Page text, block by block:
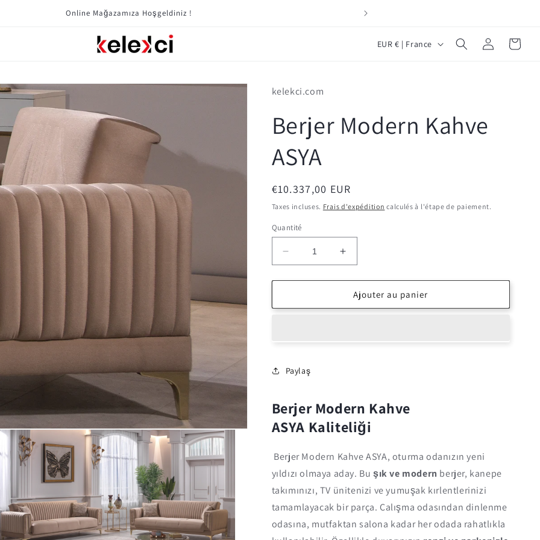
Mobilya Kampanyaları Için Tıklayın !
r
o
EUR € | France Connexion Panier
kelekci.com
Berjer Modern Kahve
ASYA
Prix
habituel
€10.337,00 EUR
Taxes incluses. Frais d'expédition calculés à l'étape de paiement.
Quantité
Réduire
la
quantité
Berjer
Augmenter
la
quantité
de
Berjer
Ajouter au panier
Paylaş
Berjer Modern Kahve
ASYA Kaliteliği
Berjer Modern Kahve ASYA, oturma odanızın yeni
yıldızı olmaya aday. Bu şık ve modern berjer, kanepe
takımınızı, TV ünitenizi ve yumuşak kırlentlerinizi
tamamlayacak bir parça. Çalışma odasından dinlenme
odasına, mutfaktan salona kadar her odada rahatlıkla